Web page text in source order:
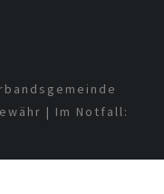
| Im Notfall: